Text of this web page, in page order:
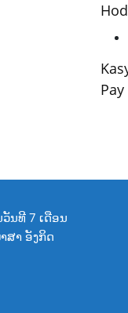
ນທີ 7 ເດືອນ
ສາ ອັງກິດ